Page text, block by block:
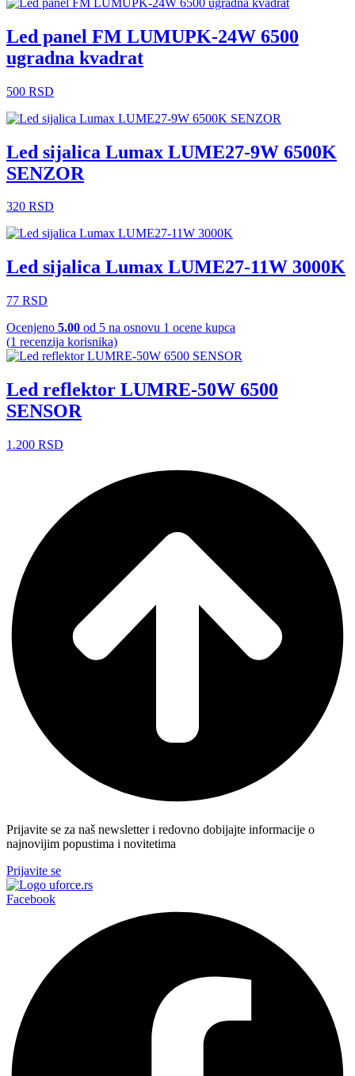
Led panel FM LUMUPK-24W 6500
ugradna kvadrat
500 RSD
Led sijalica Lumax LUME27-9W 6500K
SENZOR
320 RSD
Led sijalica Lumax LUME27-11W 3000K
77 RSD
Ocenjeno 5.00 od 5 na osnovu 1 ocene kupca
(1 recenzija korisnika)
Led reflektor LUMRE-50W 6500
SENSOR
1.200 RSD
Prijavite se za naš newsletter i redovno dobijajte informacije o
najnovijim popustima i novitetima
Prijavite se
Facebook